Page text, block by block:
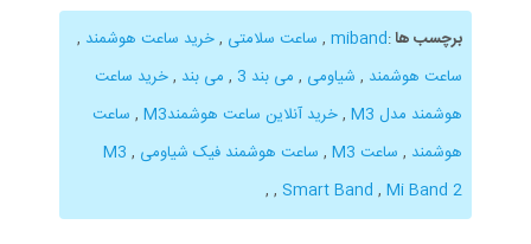
برچسب ها:
miband
, ساعت سلامتی ,خرید ساعت هوشمند ,
ساعت هوشمند , شیاومی , می بند 3 , می بند ,خرید ساعت
هوشمند مدل M3
,خرید آنلاین ساعت هوشمندM3 , ساعت
هوشمند , ساعت M3 , ساعت هوشمند فیک شیاومی ,
M3
Smart Band , Mi Band 2
,
,